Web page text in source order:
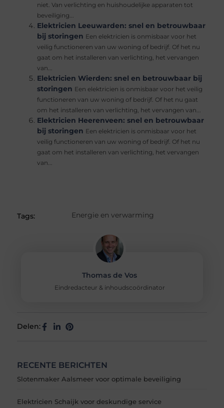
niet. Van verlichting en huishoudelijke apparaten tot
beveiliging...
Elektricien Leeuwarden: snel en betrouwbaar
bij storingen Een elektricien is onmisbaar voor het
veilig functioneren van uw woning of bedrijf. Of het nu
gaat om het installeren van verlichting, het vervangen
van...
Elektricien Wierden: snel en betrouwbaar bij
storingen Een elektricien is onmisbaar voor het veilig
functioneren van uw woning of bedrijf. Of het nu gaat
om het installeren van verlichting, het vervangen van...
Elektricien Heerenveen: snel en betrouwbaar
bij storingen Een elektricien is onmisbaar voor het
veilig functioneren van uw woning of bedrijf. Of het nu
gaat om het installeren van verlichting, het vervangen
van...
Tags: Energie en verwarming
Thomas de Vos
Eindredacteur & inhoudscoördinator
Delen:
RECENTE BERICHTEN
Slotenmaker Aalsmeer voor optimale beveiliging
Elektricien Schaijk voor deskundige service